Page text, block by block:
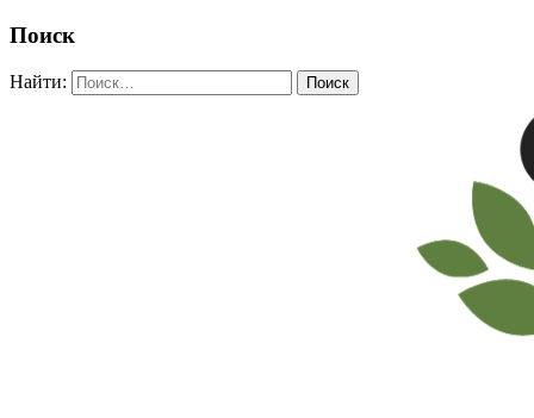
Поиск
Найти: